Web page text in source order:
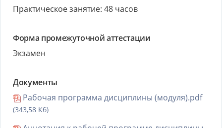
Практическое занятие: 48 часов
Форма промежуточной аттестации
Экзамен
Документы
Рабочая программа дисциплины (модуля).pdf
(343,58 Кб)